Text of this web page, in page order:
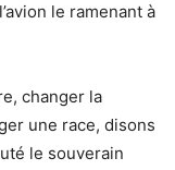
le ramenant à
changer la
une race, disons
le souverain